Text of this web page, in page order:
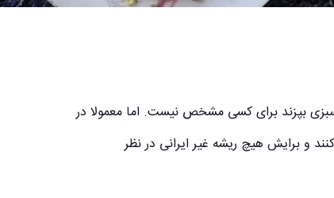
سبزی بپزند برای کسی مشخص نیست. اما معمولا در
این غذا را بین ۲۰۰۰ تا 5000 سال ذکر می‌کنند و برایش هیچ ریشه غیر ایرانی در نظر